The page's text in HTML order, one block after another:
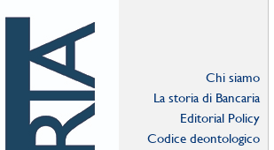
Chi siamo
La storia di Bancaria
Editorial Policy
Codice deontologico